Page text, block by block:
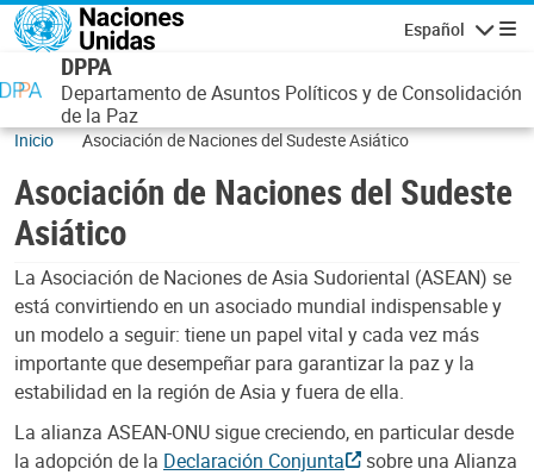
Pasar al contenido principal
Español
DPPA
Departamento de Asuntos Políticos y de Consolidación
de la Paz
Inicio Asociación de Naciones del Sudeste Asiático
Asociación de Naciones del Sudeste
Asiático
La Asociación de Naciones de Asia Sudoriental (ASEAN) se
está convirtiendo en un asociado mundial indispensable y
un modelo a seguir: tiene un papel vital y cada vez más
importante que desempeñar para garantizar la paz y la
estabilidad en la región de Asia y fuera de ella.
La alianza ASEAN-ONU sigue creciendo, en particular desde
la adopción de la Declaración Conjunta
sobre una Alianza